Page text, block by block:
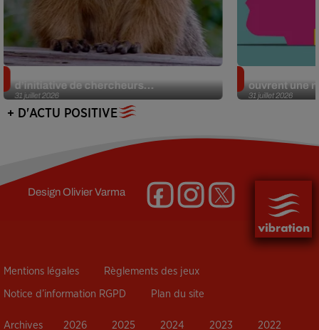
31 juillet 2026
d’initiative de chercheurs...
31 juillet 2026
ouvrent une
+ D'ACTU POSITIVE
DesignOlivier Varma
Mentions légales Règlements des jeux
Notice d’information RGPD Plan du site
Archives 2026 2025 2024 2023 2022